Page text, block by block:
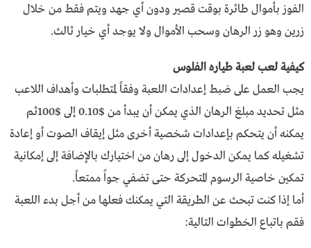
الفوز بأموال طائرة بوقت قصير ودون أي جهد ويتم فقط من خلال
زرين وهو زر الرهان وسحب الأموال ولا يوجد أي خيار ثالث.
كيفية لعب لعبة طياره الفلوس
يجب العمل على ضبط إعدادات اللعبة وفقاً لمتطلبات وأهداف اللاعب
مثل تحديد مبلغ الرهان الذي يمكن أن يبدأ من $0.10 إلى $100ثم
يمكنه أن يتحكم بإعدادات شخصية أخرى مثل إيقاف الصوت أو إعادة
تشغيله كما يمكن الدخول إلى رهان من اختيارك بالإضافة إلى إمكانية
تمكين خاصية الرسوم المتحركة حتى تضفي جواً ممتعاً.
أما إذا كنت تبحث عن الطريقة التي يمكنك فعلها من أجل بدء اللعبة
فقم باتباع الخطوات التالية: